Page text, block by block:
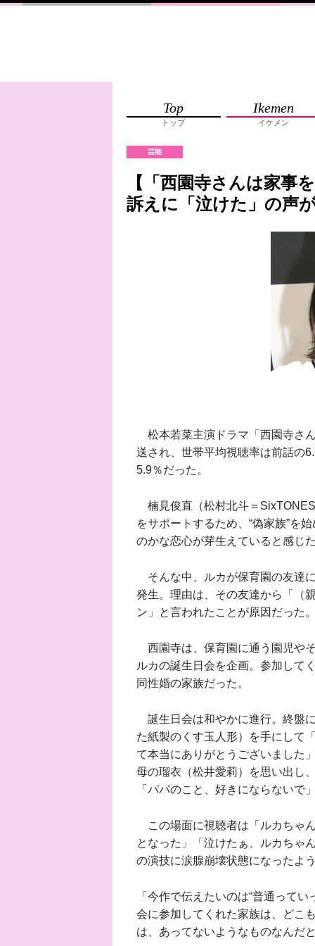
Top
トップ
Ikemen
イケメン
芸能
【「西園寺さんは家事
訴えに「泣けた」の声
松本若菜主演ドラマ「西園寺さ
送され、世帯平均視聴率は前話の
5.9％だった。
楠見俊直（松村北斗＝
をサポートするため、“偽家族”を
のかな恋心が芽生えていると感じ
そんな中、ルカが保育園の友達
発生。理由は、その友達から「（
ン」と言われたことが原因だった
西園寺は、保育園に通う園児や
ルカの誕生日会を企画。参加して
同性婚の家族だった。
誕生日会は和やかに進行。終盤
た紙製のくす玉人形）を手にして
て本当にありがとうございました
母の瑠衣（松井愛莉）を思い出し
「パパのこと、好きにならないで
この場面に視聴者は「ルカちゃ
となった」「泣けたぁ、ルカちゃ
の演技に涙腺崩壊状態になったよ
「今作で伝えたいのは“普通って
会に参加してくれた家族は、どこ
は、あってないようなものなんだ